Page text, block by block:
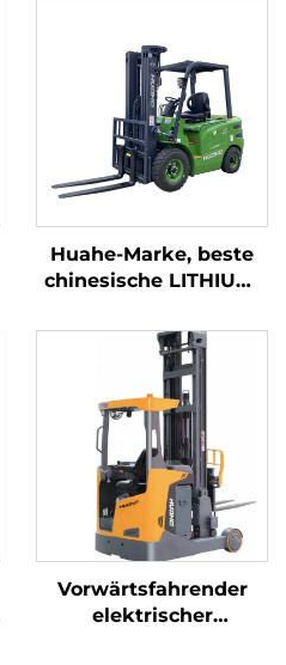
Huahe-Marke, beste
chinesische LITHIUM-
Tonnen-Akkustapler
zum Verkauf
Vorwärtsfahrender
elektrischer